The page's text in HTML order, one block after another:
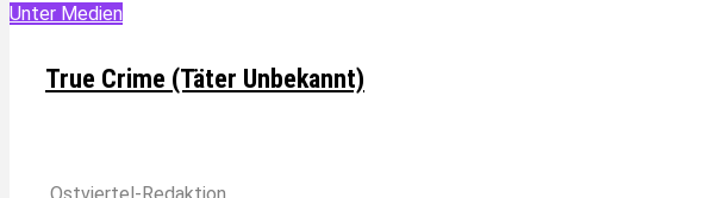
Unter Medien
True Crime (Täter Unbekannt)